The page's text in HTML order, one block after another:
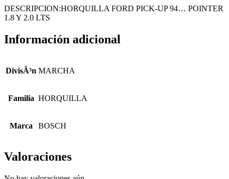
DESCRIPCION:HORQUILLA FORD PICK-UP 94… POINTER
1.8 Y 2.0 LTS
Información adicional
DivisÃ³n MARCHA
Familia HORQUILLA
Marca BOSCH
Valoraciones